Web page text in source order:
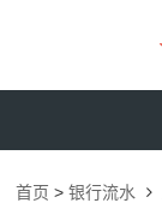
首页 >银行流水